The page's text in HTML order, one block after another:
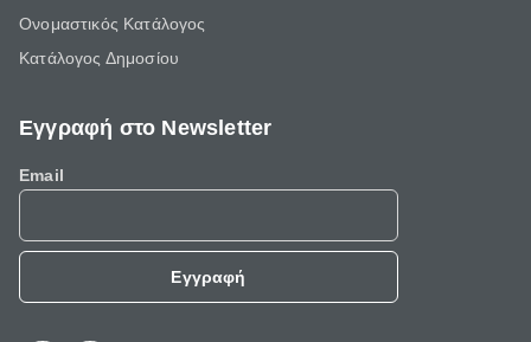
Ονομαστικός Κατάλογος
Κατάλογος Δημοσίου
Εγγραφή στο Newsletter
Email
Εγγραφή